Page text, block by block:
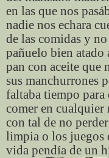
en las que nos
nadie nos echara
de las comidas y
pañuelo bien atado
pan con aceite que
sus manchurrones
faltaba tiempo
comer en
con tal de no
limpia o los juegos
vida pendía de un